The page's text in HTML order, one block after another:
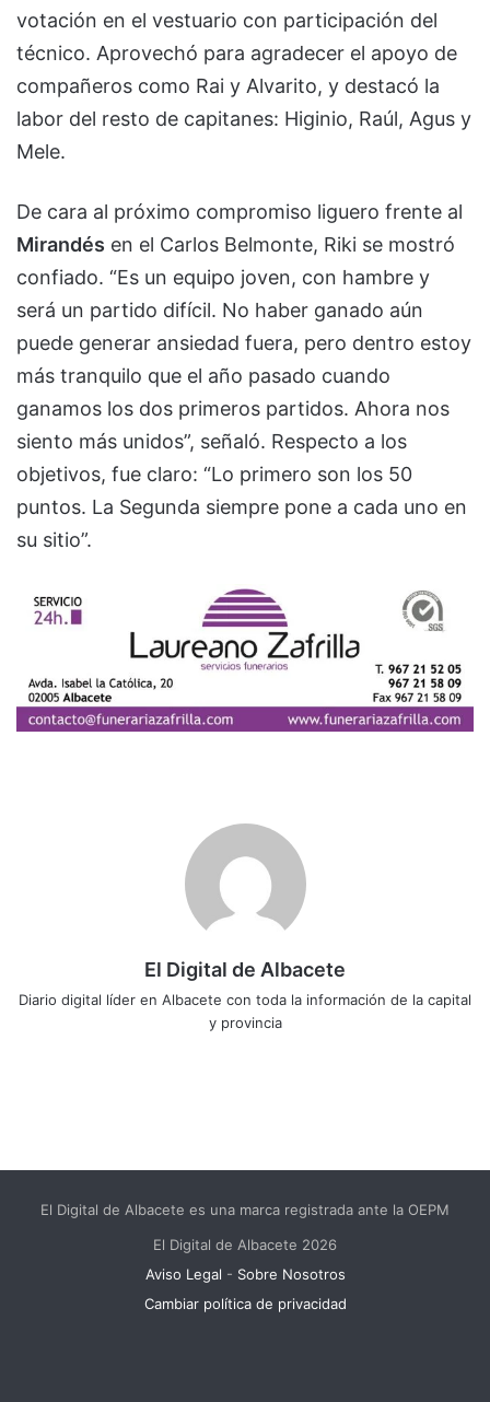
votación en el vestuario con participación del
técnico. Aprovechó para agradecer el apoyo de
compañeros como Rai y Alvarito, y destacó la
labor del resto de capitanes: Higinio, Raúl, Agus y
Mele.
De cara al próximo compromiso liguero frente al
Mirandés en el Carlos Belmonte, Riki se mostró
confiado. “Es un equipo joven, con hambre y
será un partido difícil. No haber ganado aún
puede generar ansiedad fuera, pero dentro estoy
más tranquilo que el año pasado cuando
ganamos los dos primeros partidos. Ahora nos
siento más unidos”, señaló. Respecto a los
objetivos, fue claro: “Lo primero son los 50
puntos. La Segunda siempre pone a cada uno en
su sitio”.
El Digital de Albacete
Diario digital líder en Albacete con toda la información de la capital
y provincia
El Digital de Albacete es una marca registrada ante la OEPM
El Digital de Albacete 2026
Aviso Legal - Sobre Nosotros
Cambiar política de privacidad